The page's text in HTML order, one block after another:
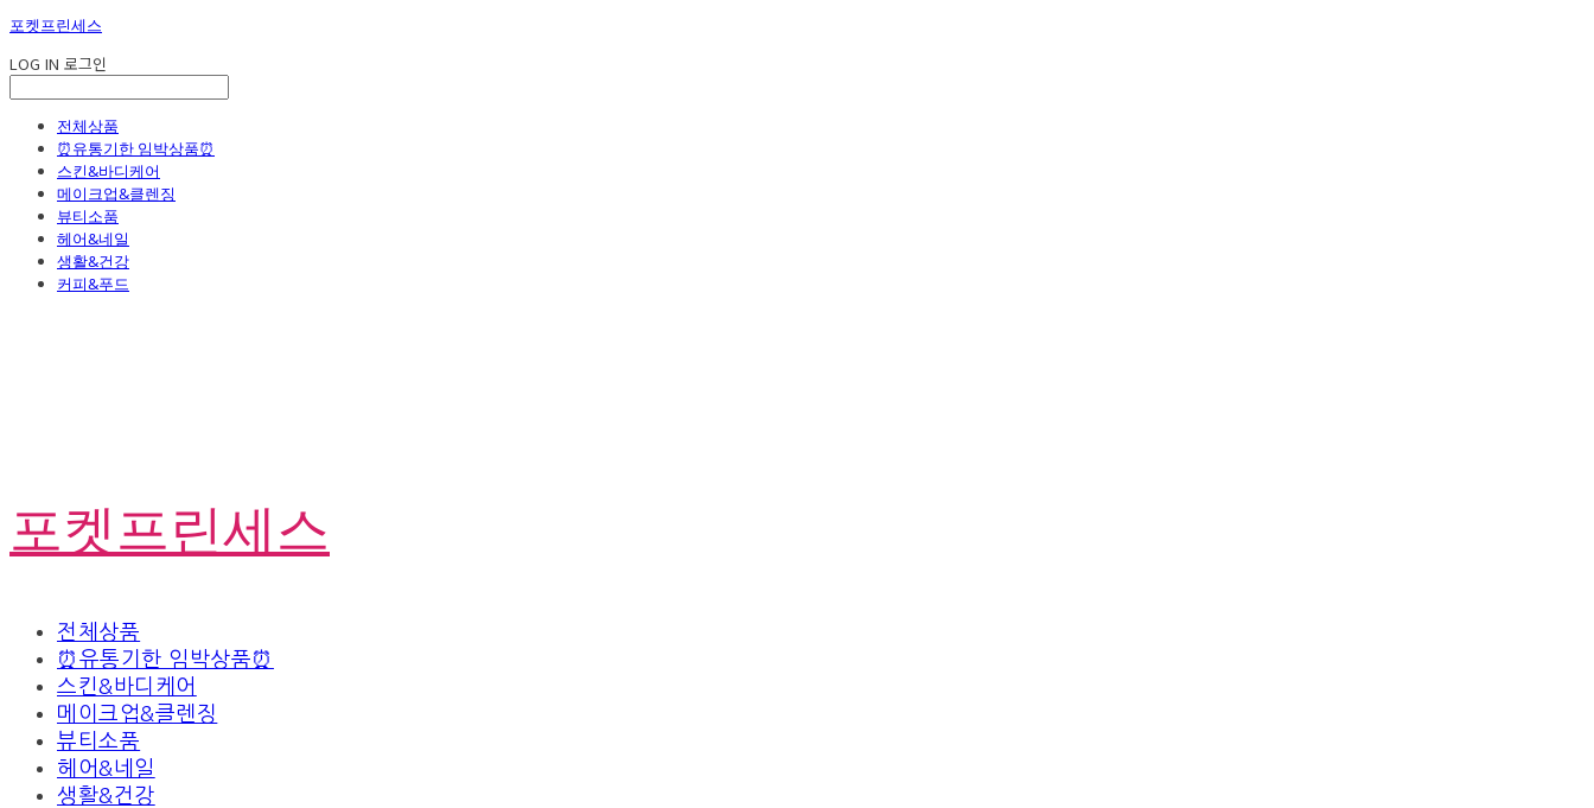
포켓프린세스
LOG IN 로그인
전체상품
⏰유통기한 임박상품⏰
스킨&바디케어
메이크업&클렌징
뷰티소품
헤어&네일
생활&건강
커피&푸드
포켓프린세스
전체상품
⏰유통기한 임박상품⏰
스킨&바디케어
메이크업&클렌징
뷰티소품
헤어&네일
생활&건강